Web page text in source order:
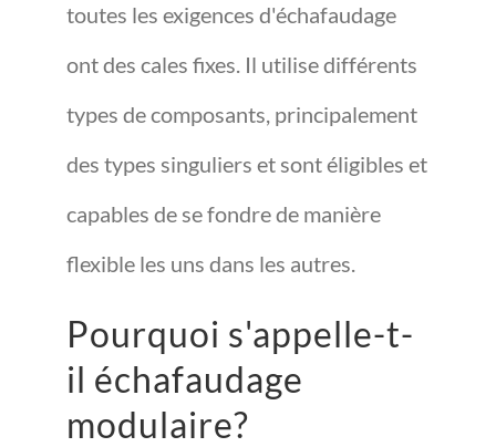
toutes les exigences d'échafaudage
ont des cales fixes. Il utilise différents
types de composants, principalement
des types singuliers et sont éligibles et
capables de se fondre de manière
flexible les uns dans les autres.
Pourquoi s'appelle-t-
il échafaudage
modulaire?